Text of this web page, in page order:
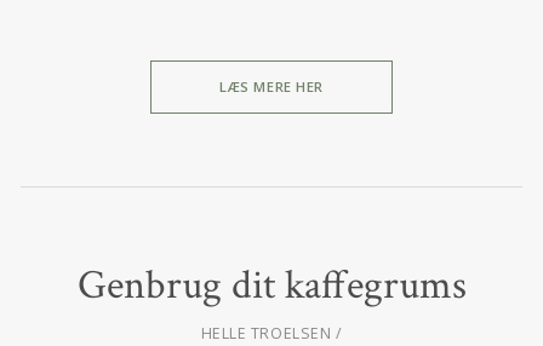
LÆS MERE HER
Genbrug dit kaffegrums
HELLE TROELSEN